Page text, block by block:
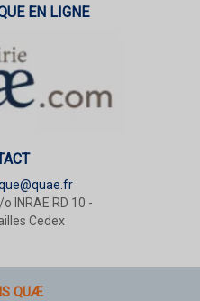
EN LIGNE
INRAE RD 10 -
Cedex
QUÆ